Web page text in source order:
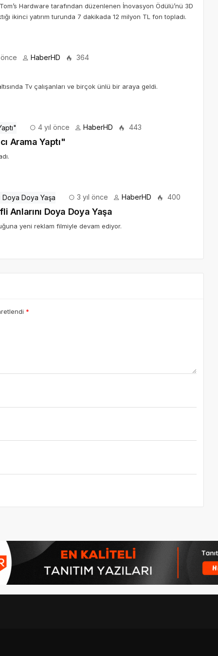
Hardware tarafından düzenlenen İnovasyon Ödülü’nü 3D
ikinci yatırım turunda 7 dakikada 12 milyon TL fon topladı.
HaberHD 364
Tv çalışanları ve birçok ünlü bir araya geldi.
4 yıl önce HaberHD 443
Arama Yaptı"
3 yıl önce HaberHD 400
Anlarını Doya Doya Yaşa
yeni reklam filmiyle devam ediyor.
*